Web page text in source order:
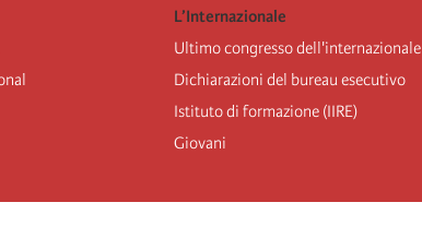
L’Internazionale
Ultimo congresso dell'internazionale
Dichiarazioni del bureau esecutivo
Istituto di formazione (IIRE)
Giovani